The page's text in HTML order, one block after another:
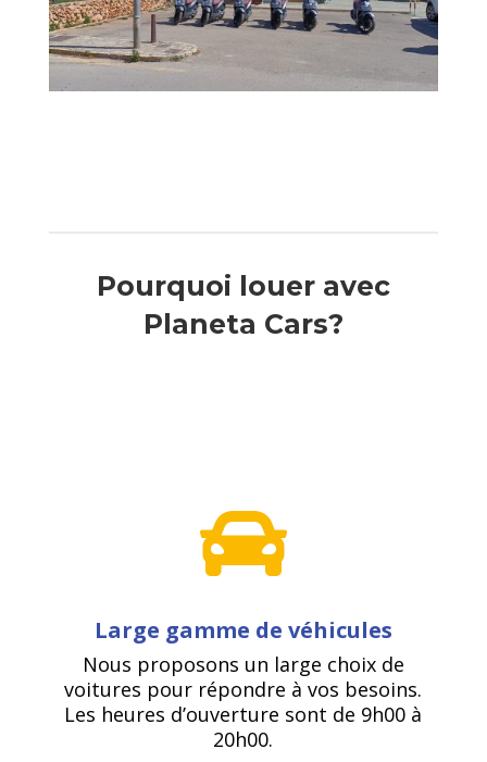
Pourquoi louer avec
Planeta Cars?

Large gamme de véhicules
Nous proposons un large choix de
voitures pour répondre à vos besoins.
Les heures d’ouverture sont de 9h00 à
20h00.